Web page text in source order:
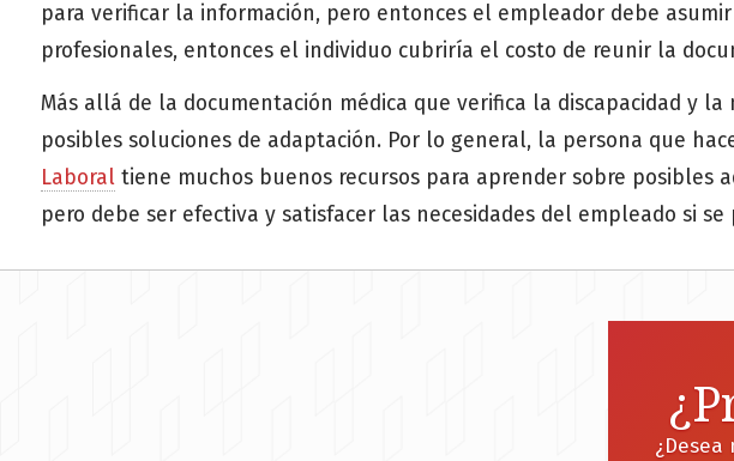
para verificar la información, pero entonces el empleador debe
profesionales, entonces el individuo cubriría el costo de reunir la
Más allá de la documentación médica que verifica la discapacidad y
posibles soluciones de adaptación. Por lo general, la persona que
Laboral tiene muchos buenos recursos para aprender sobre posibles
pero debe ser efectiva y satisfacer las necesidades del empleado si